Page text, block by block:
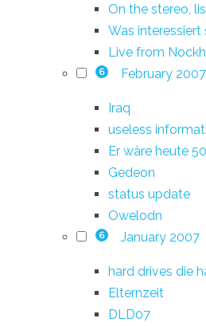
On the stereo,
Was interessiert
Live from
6 February 2007
Iraq
useless
Er wäre heute 50
Gedeon
status update
Owelodn
6 January 2007
hard drives die
Elternzeit
DLD07